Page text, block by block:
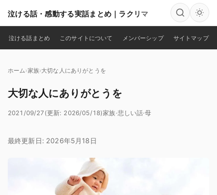
泣ける話・感動する実話まとめ｜ラクリマ
検索
泣ける話まとめ このサイトについて メンバーシップ サイトマップ
ホーム 家族 大切な人にありがとうを
大切な人にありがとうを
2021/09/27 (更新: 2026/05/18)家族·悲しい話·母
最終更新日: 2026年5月18日